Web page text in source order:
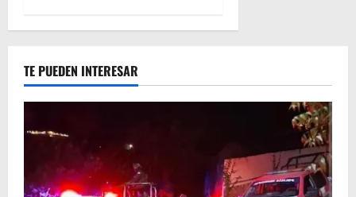
TE PUEDEN INTERESAR